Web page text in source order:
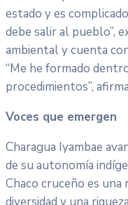
estado y es
debe salir al pueblo”,
ambiental y cuenta
“Me he formado
procedimientos”,
Voces que emergen
Charagua Iyambae
de su autonomía
Chaco cruceño es